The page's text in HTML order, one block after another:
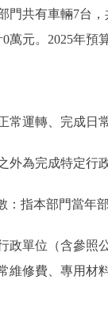
共有車輛7台，
0萬元。2025年
運轉、完成日
為完成特定行
指本部門當年部
單位（含參照公
維修費、專用材